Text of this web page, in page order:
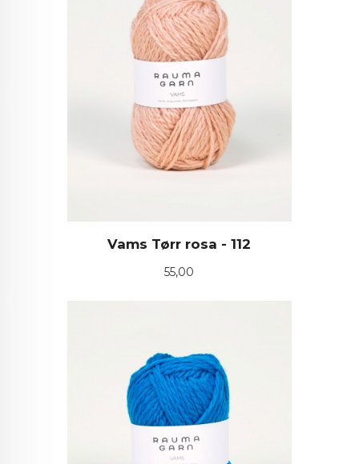
Vams Tørr rosa - 112
Pris
55,00